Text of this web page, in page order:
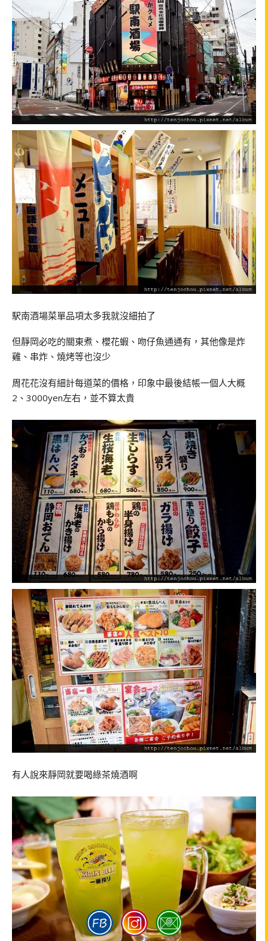
駅南酒場菜單品項太多我就沒細拍了
但靜岡必吃的關東煮、櫻花蝦、吻仔魚通通有，其他像是炸
雞、串炸、燒烤等也沒少
周花花沒有細計每道菜的價格，印象中最後結帳一個人大概
2、3000yen左右，並不算太貴
有人說來靜岡就要喝綠茶燒酒啊